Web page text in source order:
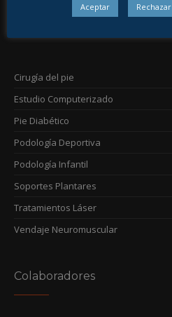
Nuestros Servicios
Cirugía del pie
Estudio Computerizado
Pie Diabético
Podología Deportiva
Podología Infantil
Soportes Plantares
Tratamientos Láser
Vendaje Neuromuscular
Colaboradores
Aceptar Rechazar